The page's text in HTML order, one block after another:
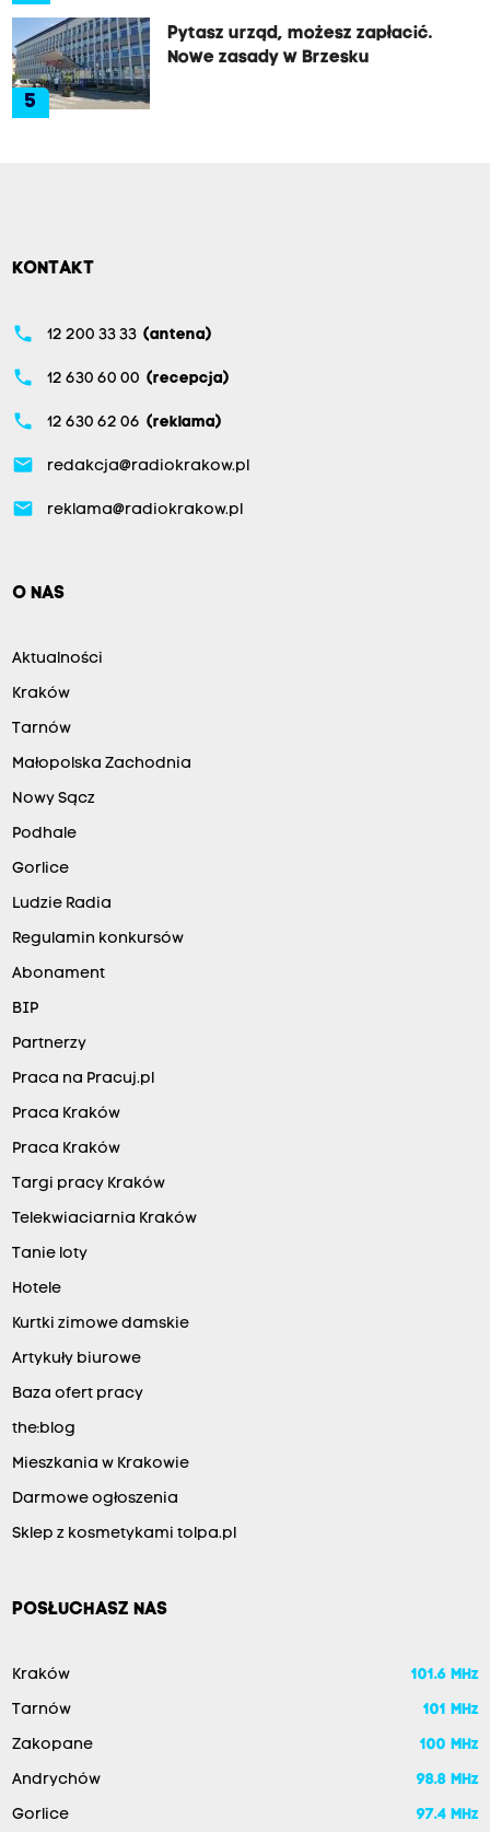
5
Pytasz urząd, możesz zapłacić.
Nowe zasady w Brzesku
KONTAKT
phone 12 200 33 33 (antena)
phone 12 630 60 00 (recepcja)
phone 12 630 62 06 (reklama)
email redakcja@radiokrakow.pl
email reklama@radiokrakow.pl
O NAS
Aktualności
Kraków
Tarnów
Małopolska Zachodnia
Nowy Sącz
Podhale
Gorlice
Ludzie Radia
Regulamin konkursów
Abonament
BIP
Partnerzy
Praca na Pracuj.pl
Praca Kraków
Praca Kraków
Targi pracy Kraków
Telekwiaciarnia Kraków
Tanie loty
Hotele
Kurtki zimowe damskie
Artykuły biurowe
Baza ofert pracy
the:blog
Mieszkania w Krakowie
Darmowe ogłoszenia
Sklep z kosmetykami tolpa.pl
POSŁUCHASZ NAS
Kraków 101.6 MHz
Tarnów 101 MHz
Zakopane 100 MHz
Andrychów 98.8 MHz
Gorlice 97.4 MHz